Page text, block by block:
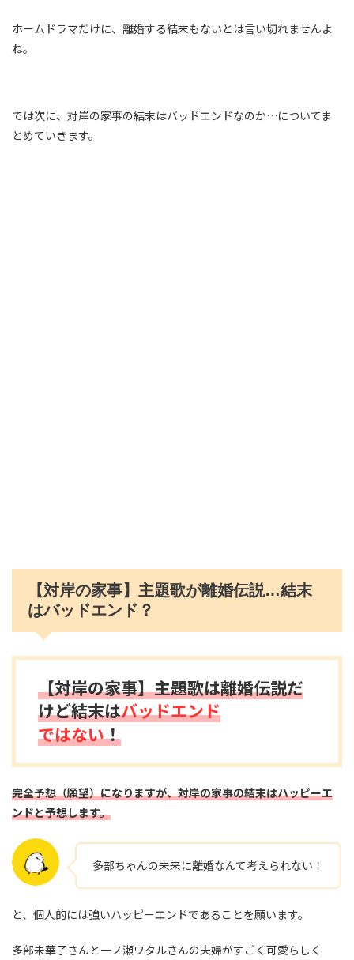
ホームドラマだけに、離婚する結末もないとは言い切れませんよ
ね。
では次に、対岸の家事の結末はバッドエンドなのか…についてま
とめていきます。
【対岸の家事】主題歌が離婚伝説…結末
はバッドエンド？
【対岸の家事】主題歌は離婚伝説だ
けど結末はバッドエンド
ではない！
完全予想（願望）になりますが、対岸の家事の結末はハッピーエ
ンドと予想します。
多部ちゃんの未来に離婚なんて考えられない！
と、個人的には強いハッピーエンドであることを願います。
多部未華子さんと一ノ瀬ワタルさんの夫婦がすごく可愛らしく